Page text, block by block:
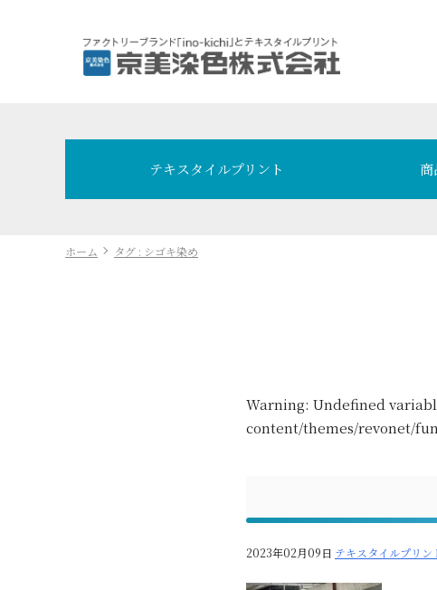
テキスタイルプリント
ホーム タグ : シゴキ染め
Warning: Undefined
content/themes/revonet/
2023年02月09日 テキスタイルプリン